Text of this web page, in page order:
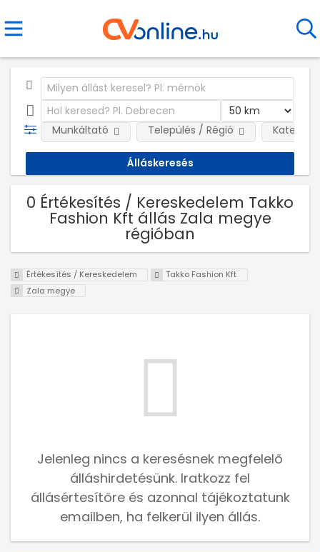
Munkáltató Település / Régió
0 Értékesítés / Kereskedelem Takko
Fashion Kft állás Zala megye
régióban
Értékesítés / Kereskedelem
Takko Fashion Kft
Zala megye
Jelenleg nincs a keresésnek megfelelő
álláshirdetésünk. Iratkozz fel
állásértesítőre és azonnal tájékoztatunk
emailben, ha felkerül ilyen állás.